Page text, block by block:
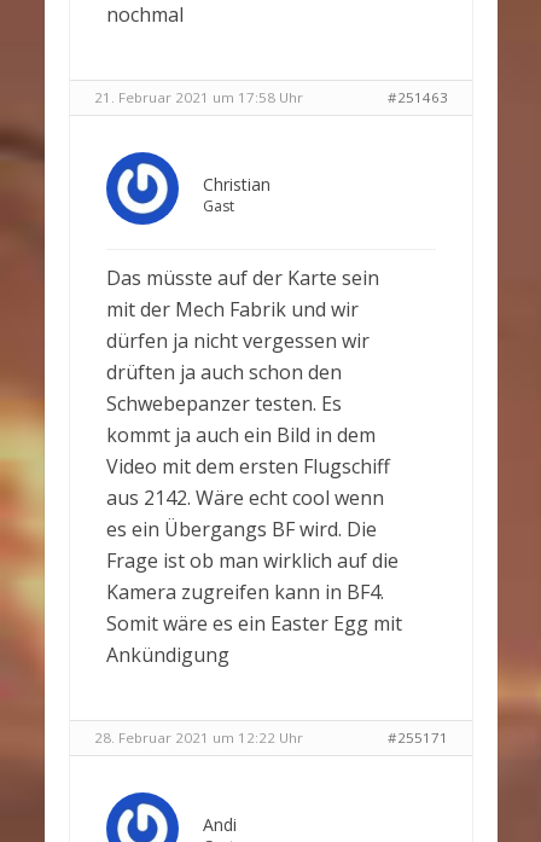
nochmal
21. Februar 2021 um 17:58 Uhr #251463
Christian
Gast
Das müsste auf der Karte sein
mit der Mech Fabrik und wir
dürfen ja nicht vergessen wir
drüften ja auch schon den
Schwebepanzer testen. Es
kommt ja auch ein Bild in dem
Video mit dem ersten Flugschiff
aus 2142. Wäre echt cool wenn
es ein Übergangs BF wird. Die
Frage ist ob man wirklich auf die
Kamera zugreifen kann in BF4.
Somit wäre es ein Easter Egg mit
Ankündigung
28. Februar 2021 um 12:22 Uhr #255171
Andi